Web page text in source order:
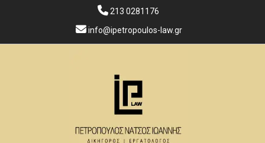
 213 0281176
info@ipetropoulos-law.gr